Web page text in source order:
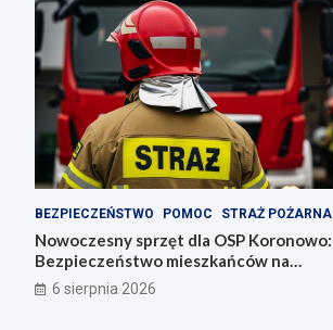
BEZPIECZEŃSTWO POMOC STRAŻ POŻARNA
Nowoczesny sprzęt dla OSP Koronowo:
Bezpieczeństwo mieszkańców na
pierwszym miejscu!
6 sierpnia 2026